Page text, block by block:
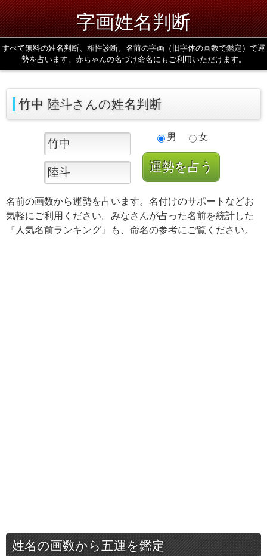
字画姓名判断
すべて無料の姓名判断、相性診断。名前の字画（旧字体の画数で鑑定）で運
勢を占います。赤ちゃんの名づけ命名にもご利用いただけます。
竹中 陸斗さんの姓名判断
男 女
名前の画数から運勢を占います。名付けのサポートなどお
気軽にご利用ください。みなさんが占った名前を統計した
『人気名前ランキング』も、命名の参考にご覧ください。
姓名の画数から五運を鑑定